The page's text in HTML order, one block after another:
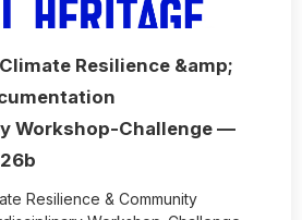
Resilience &amp;
Workshop-Challenge —
Resilience & Community